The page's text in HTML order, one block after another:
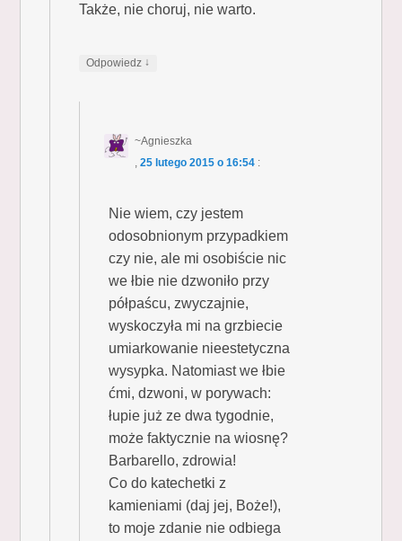
Także, nie choruj, nie warto.
Odpowiedz ↓
~Agnieszka
,25 lutego 2015 o 16:54 :
Nie wiem, czy jestem
odosobnionym przypadkiem
czy nie, ale mi osobiście nic
we łbie nie dzwoniło przy
półpaścu, zwyczajnie,
wyskoczyła mi na grzbiecie
umiarkowanie nieestetyczna
wysypka. Natomiast we łbie
ćmi, dzwoni, w porywach:
łupie już ze dwa tygodnie,
może faktycznie na wiosnę?
Barbarello, zdrowia!
Co do katechetki z
kamieniami (daj jej, Boże!),
to moje zdanie nie odbiega